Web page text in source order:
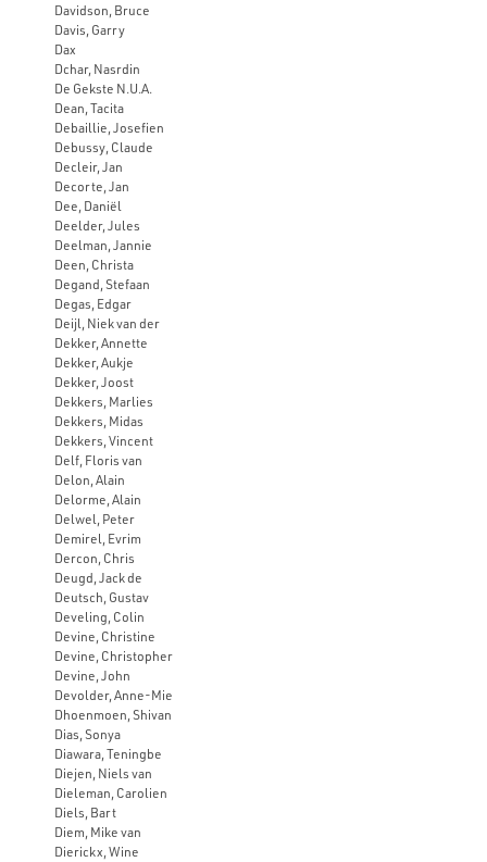
Davidson, Bruce
Davis, Garry
Dax
Dchar, Nasrdin
De Gekste N.U.A.
Dean, Tacita
Debaillie, Josefien
Debussy, Claude
Decleir, Jan
Decorte, Jan
Dee, Daniël
Deelder, Jules
Deelman, Jannie
Deen, Christa
Degand, Stefaan
Degas, Edgar
Deijl, Niek van der
Dekker, Annette
Dekker, Aukje
Dekker, Joost
Dekkers, Marlies
Dekkers, Midas
Dekkers, Vincent
Delf, Floris van
Delon, Alain
Delorme, Alain
Delwel, Peter
Demirel, Evrim
Dercon, Chris
Deugd, Jack de
Deutsch, Gustav
Develing, Colin
Devine, Christine
Devine, Christopher
Devine, John
Devolder, Anne-Mie
Dhoenmoen, Shivan
Dias, Sonya
Diawara, Teningbe
Diejen, Niels van
Dieleman, Carolien
Diels, Bart
Diem, Mike van
Dierickx, Wine